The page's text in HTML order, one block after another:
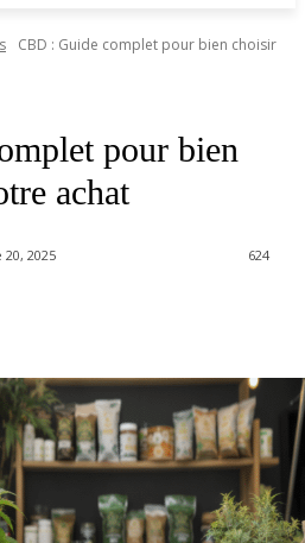
CBD : Guide complet pour bien choisir
pour bien
achat
2025 624